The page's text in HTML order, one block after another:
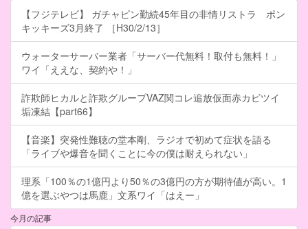
【フジテレビ】 ガチャピン勤続45年目の非情リストラ ポン
キッキーズ3月終了 ［H30/2/13］
ウォーターサーバー業者「サーバー代無料！取付も無料！」
ワイ「ええな、契約や！」
詐欺師ヒカルと詐欺グループVAZ関コレ追放仮面赤カビツイ
垢凍結【part66】
【音楽】突発性難聴の堂本剛、ラジオで初めて症状を語る
「ライブや爆音を聞くことに今の僕は耐えられない」
理系「100％の1億円より50％の3億円の方が期待値が高い。1
億を選ぶやつは馬鹿」文系ワイ「はえー」
今月の記事